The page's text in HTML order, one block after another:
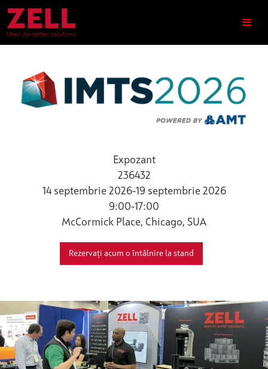
Expozant
236432
14 septembrie 2026-19 septembrie 2026
9:00-17:00
McCormick Place, Chicago, SUA
Rezervați acum o întâlnire la stand